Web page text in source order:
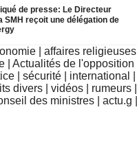
de presse: Le Directeur
SMH reçoit une délégation de
affaires religieuses
Actualités de l'opposition
sécurité international
divers vidéos rumeurs
des ministres actu.g